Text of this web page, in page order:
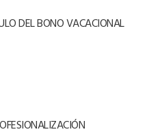
DEL BONO VACACIONAL